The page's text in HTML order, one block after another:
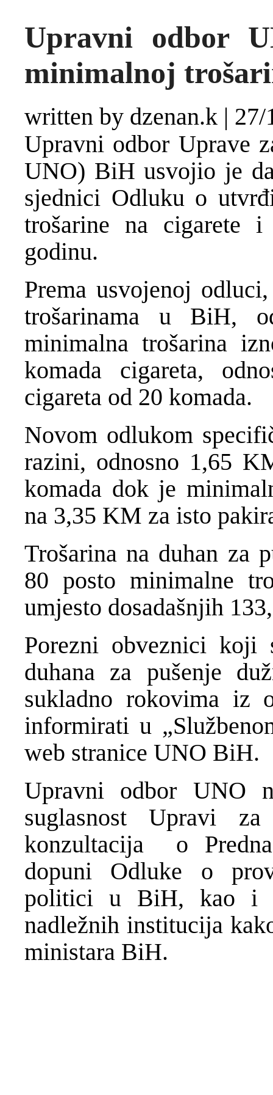
Upravni odbor
minimalnoj
written by dzenan.k | 27/
Upravni odbor Uprave
UNO) BiH usvojio je
sjednici Odluku o
trošarine na cigarete
godinu.
Prema usvojenoj
trošarinama u BiH,
minimalna trošarina
komada cigareta,
cigareta od 20 komada.
Novom odlukom
razini, odnosno 1,65
komada dok je
na 3,35 KM za isto
Trošarina na duhan za
80 posto minimalne
umjesto dosadašnjih
Porezni obveznici koji
duhana za pušenje
sukladno rokovima iz
informirati u
web stranice UNO BiH.
Upravni odbor UNO
suglasnost Upravi
konzultacija o
dopuni Odluke o
politici u BiH, kao i
nadležnih institucija
ministara BiH.